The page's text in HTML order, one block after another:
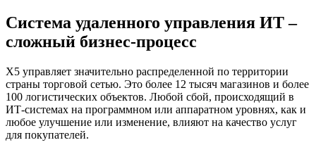
Система удаленного управления ИТ –
сложный бизнес-процесс
X5 управляет значительно распределенной по территории
страны торговой сетью. Это более 12 тысяч магазинов и более
100 логистических объектов. Любой сбой, происходящий в
ИТ-системах на программном или аппаратном уровнях, как и
любое улучшение или изменение, влияют на качество услуг
для покупателей.